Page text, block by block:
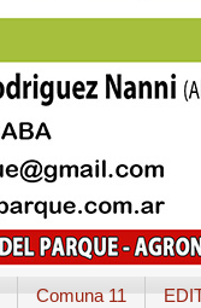
Comuna 11